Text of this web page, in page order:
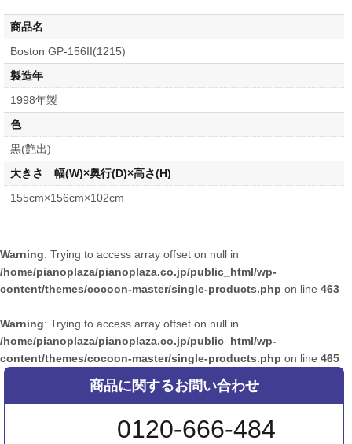
商品名
Boston GP-156II(1215)
製造年
1998年製
色
黒(艶出)
大きさ 幅(W)×奥行(D)×高さ(H)
155cm×156cm×102cm
Warning: Trying to access array offset on null in
/home/pianoplaza/pianoplaza.co.jp/public_html/wp-
content/themes/cocoon-master/single-products.php on line 463
Warning: Trying to access array offset on null in
/home/pianoplaza/pianoplaza.co.jp/public_html/wp-
content/themes/cocoon-master/single-products.php on line 465
商品に関するお問い合わせ
0120-666-484